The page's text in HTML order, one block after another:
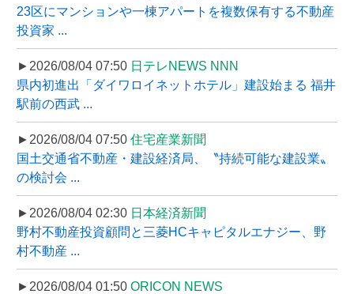
23区にマンションや一棟アパートを複数保有する不動産
投資家 ...
►2026/08/04 07:50 日テレNEWS NNN
県内初進出「ダイワロイネットホテル」建設始まる 福井
駅前の西武 ...
►2026/08/04 07:50 住宅産業新聞
国土交通省不動産・建設経済局、〝持続可能な建設業〟
の検討会 ...
►2026/08/04 02:30 日本経済新聞
野村不動産投資顧問と三菱HCキャピタルエナジー、野
村不動産 ...
►2026/08/04 01:50 ORICON NEWS